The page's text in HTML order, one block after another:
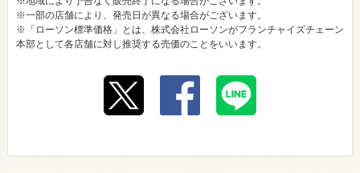
※一部の店舗により、発売日が異なる場合がございます。
※「ローソン標準価格」とは、株式会社ローソンがフランチャイズチェーン
本部として各店舗に対し推奨する売価のことをいいます。